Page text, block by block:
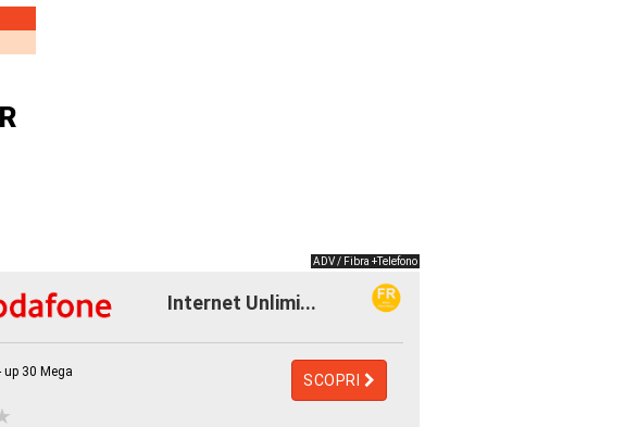
ADV / Fibra +Telefono
Internet Unlimi...
up 30 Mega SCOPRI